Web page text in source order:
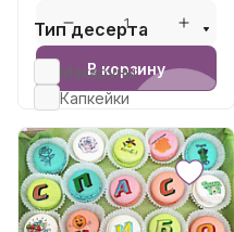
В корзину
Тип десерта
Макаруны
Капкейки